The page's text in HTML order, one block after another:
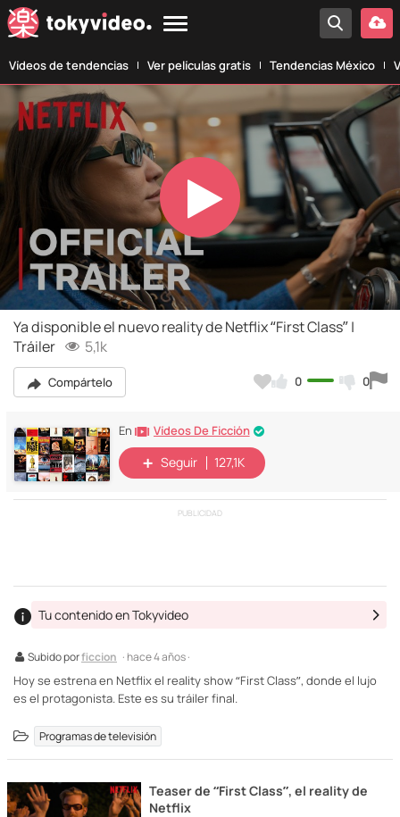
Vídeos de tendencias Ver películas gratis Tendencias México
Play
Video
Ya disponible el nuevo reality de Netflix “First Class” |
Tráiler
5,1k
Compártelo 0 0
En Vídeos De Ficción
Seguir 127,1K
PUBLICIDAD
Subido porficcion · hace 4 años ·
Tu contenido en Tokyvideo
Hoy se estrena en Netflix el reality show “First Class”, donde el lujo
es el protagonista. Este es su tráiler final.
Programas de televisión
Teaser de “First Class”, el reality de
Netflix